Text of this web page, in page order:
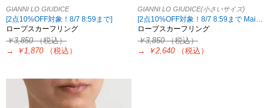
GIANNI LO GIUDICE
[2点10%OFF対象！8/7 8:59まで]
ロープスカーフリング
￥3,850（税込）
→
￥1,870 （税込）
GIANNI LO GIUDICE(小さいサイズ)
[2点10%OFF対象！8/7 8:59まで Maison de CINQ限定]
ロープスカーフリング
￥3,850（税込）
→
￥2,640 （税込）